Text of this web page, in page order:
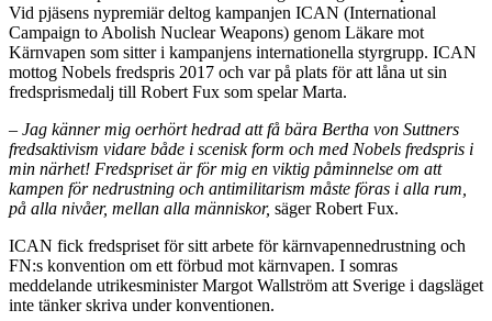
Vid pjäsens nypremiär deltog kampanjen ICAN (International
Campaign to Abolish Nuclear Weapons) genom Läkare mot
Kärnvapen som sitter i kampanjens internationella styrgrupp. ICAN
mottog Nobels fredspris 2017 och var på plats för att låna ut sin
fredsprismedalj till Robert Fux som spelar Marta.
– Jag känner mig oerhört hedrad att få bära Bertha von Suttners
fredsaktivism vidare både i scenisk form och med Nobels fredspris i
min närhet! Fredspriset är för mig en viktig påminnelse om att
kampen för nedrustning och antimilitarism måste föras i alla rum,
på alla nivåer, mellan alla människor, säger Robert Fux.
ICAN fick fredspriset för sitt arbete för kärnvapennedrustning och
FN:s konvention om ett förbud mot kärnvapen. I somras
meddelande utrikesminister Margot Wallström att Sverige i dagsläget
inte tänker skriva under konventionen.